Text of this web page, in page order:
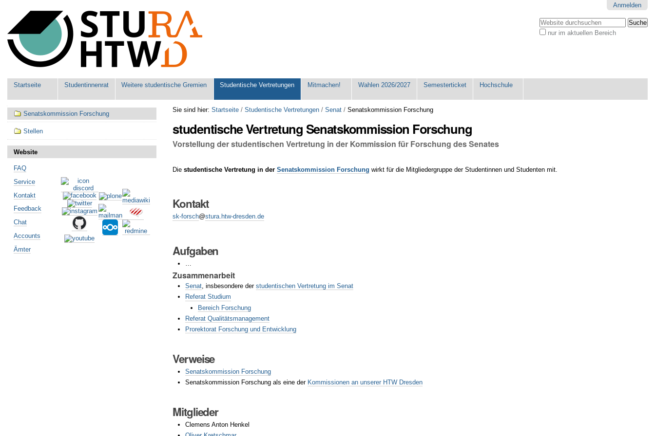
Werkzeuge
Anmelden
Website durchsuchen
nur im aktuellen Bereich
Sektionen
Startseite Studentinnenrat Weitere studentische Gremien Studentische Vertretungen Mitmachen! Wahlen 2026/2027 Semesterticket Hochschule
Sie sind hier: Startseite /Studentische Vertretungen /Senat /Senatskommission Forschung
studentische Vertretung Senatskommission Forschung
Vorstellung der studentischen Vertretung in der Kommission für Forschung des Senates
Diestudentische Vertretung in derSenatskommission Forschung wirkt für die Mitgliedergruppe der Studentinnen und Studenten mit.
Kontakt
sk-forsch@stura.htw-dresden.de
Aufgaben
…
Zusammenarbeit
Senat, insbesondere der studentischen Vertretung im Senat
Referat Studium
Bereich Forschung
Referat Qualitätsmanagement
Prorektorat Forschung und Entwicklung
Verweise
Senatskommission Forschung
Senatskommission Forschung als eine der Kommissionen an unserer HTW Dresden
Mitglieder
Clemens Anton Henkel
Navigation
Senatskommission Forschung
Stellen
Website
FAQ
Service
Kontakt
Feedback
Chat
Accounts
Ämter